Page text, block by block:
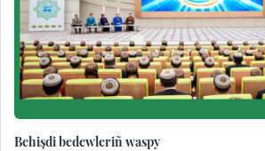
Behişdi bedewleriñ waspy